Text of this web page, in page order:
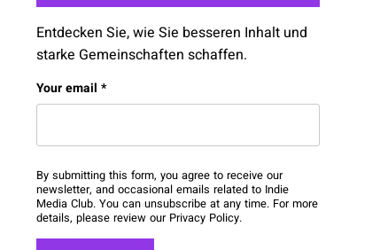
Entdecken Sie, wie Sie besseren Inhalt und
starke Gemeinschaften schaffen.
X/Twitter
Your email *
By submitting this form, you agree to receive our
newsletter, and occasional emails related to Indie
Media Club. You can unsubscribe at any time. For more
details, please review our Privacy Policy.